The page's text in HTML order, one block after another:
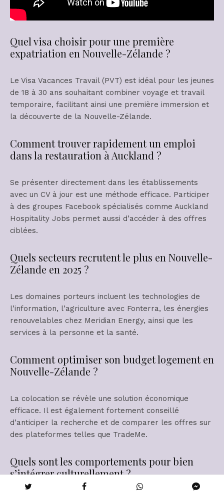
Quel visa choisir pour une première
expatriation en Nouvelle-Zélande ?
Le Visa Vacances Travail (PVT) est idéal pour les jeunes
de 18 à 30 ans souhaitant combiner voyage et travail
temporaire, facilitant ainsi une première immersion et
la découverte de la Nouvelle-Zélande.
Comment trouver rapidement un emploi
dans la restauration à Auckland ?
Se présenter directement dans les établissements
avec un CV à jour est une méthode efficace. Participer
à des groupes Facebook spécialisés comme Auckland
Hospitality Jobs permet aussi d’accéder à des offres
ciblées.
Quels secteurs recrutent le plus en Nouvelle-
Zélande en 2025 ?
Les domaines porteurs incluent les technologies de
l’information, l’agriculture avec Fonterra, les énergies
renouvelables chez Meridian Energy, ainsi que les
services à la personne et la santé.
Comment optimiser son budget logement en
Nouvelle-Zélande ?
La colocation se révèle une solution économique
efficace. Il est également fortement conseillé
d’anticiper la recherche et de comparer les offres sur
des plateformes telles que TradeMe.
Quels sont les comportements pour bien
s’intégrer culturellement ?